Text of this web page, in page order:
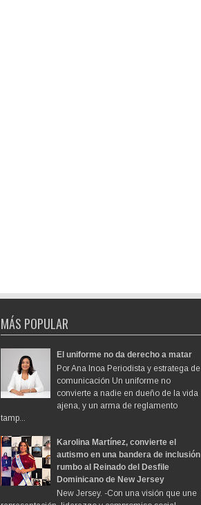
MÁS POPULAR
El uniforme no da derecho a matar
Por Ana Inoa Periodista y estratega de
comunicación Un uniforme no
convierte a nadie en dueño de la vida
ajena, y un arma de reglamento
tamp...
Karolina Martínez, convierte el
autismo en una bandera de inclusión
rumbo al Reinado del Desfile
Dominicano de New Jersey
New Jersey. -Con una visión que une